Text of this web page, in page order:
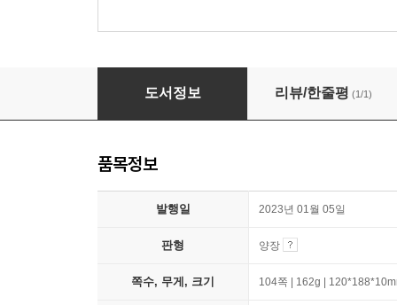
나는 남자들이 두렵다
도서정보 리뷰/한줄평 (1/1)
품목정보
발행일 2023년 01월 05일
판형 양장
쪽수, 무게, 크기 104쪽 | 162g |